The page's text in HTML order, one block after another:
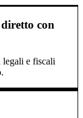
con
legali e fiscali